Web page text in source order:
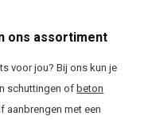
ons assortiment
voor jou? Bij ons kun je
schuttingen ofbeton
aanbrengen met een